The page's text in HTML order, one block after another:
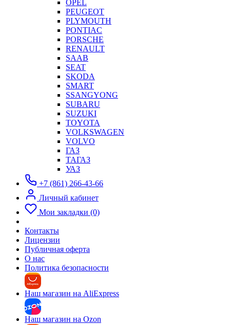
OPEL
PEUGEOT
PLYMOUTH
PONTIAC
PORSCHE
RENAULT
SAAB
SEAT
SKODA
SMART
SSANGYONG
SUBARU
SUZUKI
TOYOTA
VOLKSWAGEN
VOLVO
ГАЗ
ТАГАЗ
УАЗ
+7 (861) 266-43-66
Личный кабинет
Мои закладки (0)
Контакты
Лицензии
Публичная оферта
О нас
Политика безопасности
Наш магазин на AliExpress
Наш магазин на Ozon